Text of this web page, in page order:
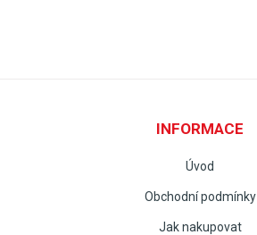
INFORMACE
Úvod
Obchodní podmínky
Jak nakupovat